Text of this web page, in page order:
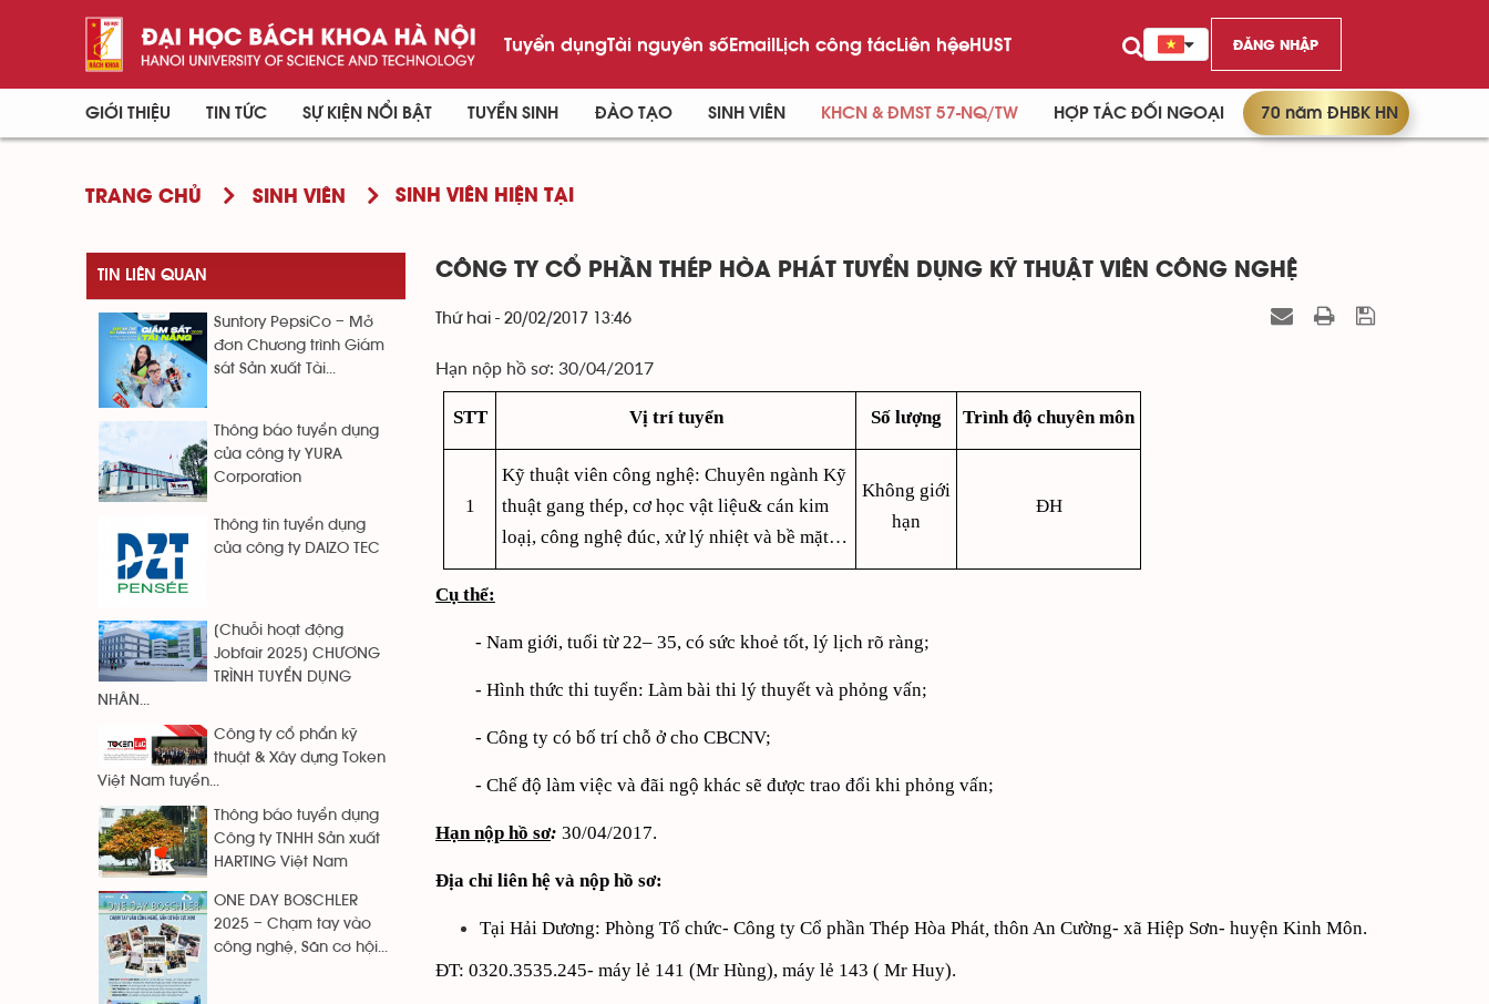
Tuyển dụngTài nguyên sốEmailLịch công tácLiên hệeHUST ĐĂNG NHẬP
GIỚI THIỆU TIN TỨC SỰ KIỆN NỔI BẬT TUYỂN SINH ĐÀO TẠO SINH VIÊN KHCN & ĐMST 57-NQ/TW HỢP TÁC ĐỐI NGOẠI 70 năm ĐHBK HN
TRANG CHỦ SINH VIÊN SINH VIÊN HIỆN TẠI
CÔNG TY CỔ PHẦN THÉP HÒA PHÁT TUYỂN DỤNG KỸ THUẬT VIÊN CÔNG NGHỆ
Thứ hai - 20/02/2017 13:46
Hạn nộp hồ sơ: 30/04/2017
STT Vị trí tuyển Số lượng Trình độ chuyên môn
1
Kỹ thuật viên công nghệ: Chuyên ngành Kỹ
thuật gang thép, cơ học vật liệu& cán kim
loạị, công nghệ đúc, xử lý nhiệt và bề mặt…
Không giới
hạn
ĐH
Cụ thể:
- Nam giới, tuổi từ 22– 35, có sức khoẻ tốt, lý lịch rõ ràng;
- Hình thức thi tuyển: Làm bài thi lý thuyết và phỏng vấn;
- Công ty có bố trí chỗ ở cho CBCNV;
- Chế độ làm việc và đãi ngộ khác sẽ được trao đổi khi phỏng vấn;
Hạn nộp hồ sơ: 30/04/2017.
Địa chỉ liên hệ và nộp hồ sơ:
Tại Hải Dương: Phòng Tổ chức- Công ty Cổ phần Thép Hòa Phát, thôn An Cường- xã Hiệp Sơn- huyện Kinh Môn.
ĐT: 0320.3535.245- máy lẻ 141 (Mr Hùng), máy lẻ 143 ( Mr Huy).
TIN LIÊN QUAN
Suntory PepsiCo – Mở
đơn Chương trình Giám
sát Sản xuất Tài...
Thông báo tuyển dụng
của công ty YURA
Corporation
Thông tin tuyển dụng
của công ty DAIZO TEC
[Chuỗi hoạt động
Jobfair 2025] CHƯƠNG
TRÌNH TUYỂN DỤNG
NHÂN...
Công ty cổ phẩn kỹ
thuật & Xây dựng Token
Việt Nam tuyển...
Thông báo tuyển dụng
Công ty TNHH Sản xuất
HARTING Việt Nam
ONE DAY BOSCHLER
2025 – Chạm tay vào
công nghệ, Săn cơ hội...